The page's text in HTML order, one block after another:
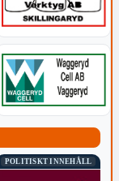
POLITISKT INNEHÅLL